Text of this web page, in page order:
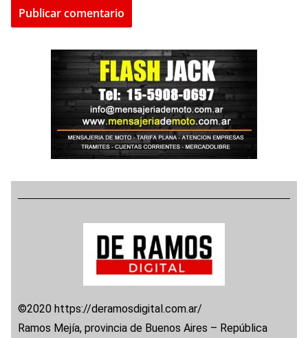
©2020 https://deramosdigital.com.ar/
Ramos Mejía, provincia de Buenos Aires – República